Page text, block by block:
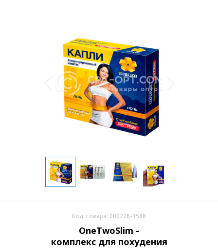
Код товара: 000228-1588
OneTwoSlim -
комплекс для похудения